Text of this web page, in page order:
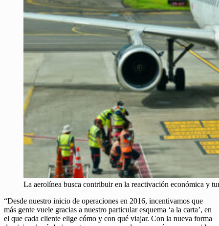
La aerolínea busca contribuir en la reactivación económica y
“Desde nuestro inicio de operaciones en 2016, incentivamos que
más gente vuele gracias a nuestro particular esquema ‘a la carta’, en
el que cada cliente elige cómo y con qué viajar. Con la nueva forma